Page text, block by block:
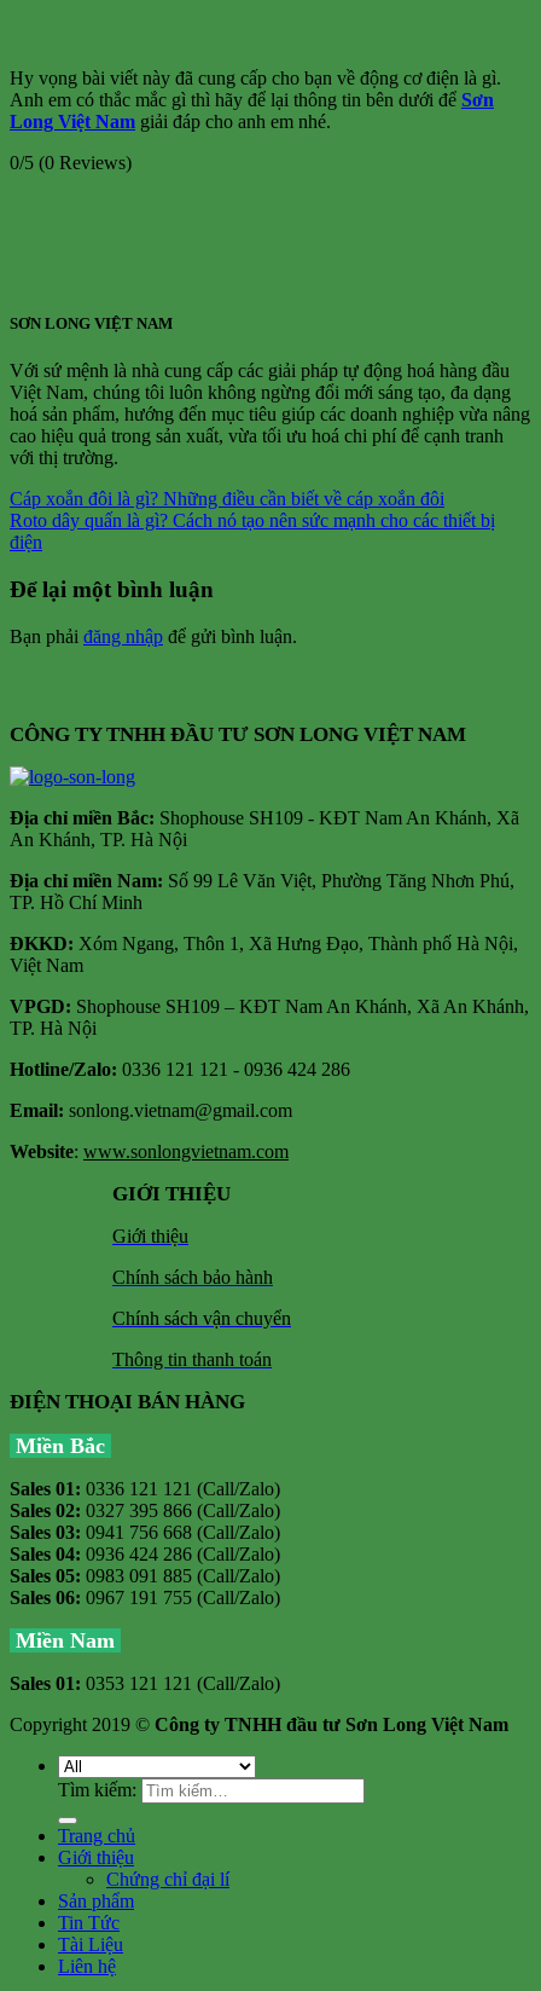
Hy vọng bài viết này đã cung cấp cho bạn về động cơ điện là gì.
Anh em có thắc mắc gì thì hãy để lại thông tin bên dưới để Sơn
Long Việt Nam giải đáp cho anh em nhé.
0/5 (0 Reviews)
SƠN LONG VIỆT NAM
Với sứ mệnh là nhà cung cấp các giải pháp tự động hoá hàng đầu
Việt Nam, chúng tôi luôn không ngừng đổi mới sáng tạo, đa dạng
hoá sản phẩm, hướng đến mục tiêu giúp các doanh nghiệp vừa nâng
cao hiệu quả trong sản xuất, vừa tối ưu hoá chi phí để cạnh tranh
với thị trường.
Cáp xoắn đôi là gì? Những điều cần biết về cáp xoắn đôi
Roto dây quấn là gì? Cách nó tạo nên sức mạnh cho các thiết bị
điện
Để lại một bình luận
Bạn phải đăng nhập để gửi bình luận.
CÔNG TY TNHH ĐẦU TƯ SƠN LONG VIỆT NAM
Địa chỉ miền Bắc: Shophouse SH109 - KĐT Nam An Khánh, Xã
An Khánh, TP. Hà Nội
Địa chỉ miền Nam: Số 99 Lê Văn Việt, Phường Tăng Nhơn Phú,
TP. Hồ Chí Minh
ĐKKD: Xóm Ngang, Thôn 1, Xã Hưng Đạo, Thành phố Hà Nội,
Việt Nam
VPGD: Shophouse SH109 – KĐT Nam An Khánh, Xã An Khánh,
TP. Hà Nội
Hotline/Zalo: 0336 121 121 - 0936 424 286
Email: sonlong.vietnam@gmail.com
Website: www.sonlongvietnam.com
GIỚI THIỆU
Giới thiệu
Chính sách bảo hành
Chính sách vận chuyển
Thông tin thanh toán
ĐIỆN THOẠI BÁN HÀNG
Miền Bắc
Sales 01: 0336 121 121 (Call/Zalo)
Sales 02: 0327 395 866 (Call/Zalo)
Sales 03: 0941 756 668 (Call/Zalo)
Sales 04: 0936 424 286 (Call/Zalo)
Sales 05: 0983 091 885 (Call/Zalo)
Sales 06: 0967 191 755 (Call/Zalo)
Miền Nam
Sales 01: 0353 121 121 (Call/Zalo)
Copyright 2019 © Công ty TNHH đầu tư Sơn Long Việt Nam
Tìm kiếm:
Trang chủ
Giới thiệu
Chứng chỉ đại lí
Sản phẩm
Tin Tức
Tài Liệu
Liên hệ